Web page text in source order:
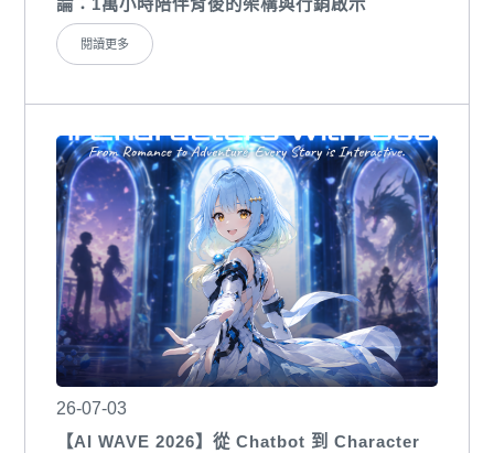
閱讀更多
26-07-03
【AI WAVE 2026】從 Chatbot 到 Character